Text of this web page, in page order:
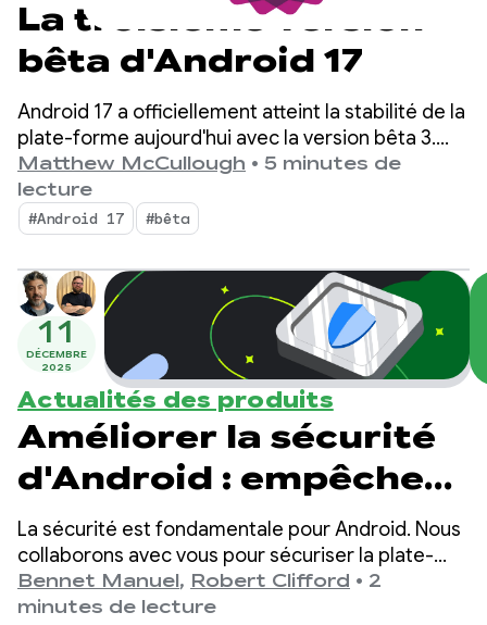
La troisième version
bêta d'Android 17
Android 17 a officiellement atteint la stabilité de la
plate-forme aujourd'hui avec la version bêta 3.
Cela signifie que la surface de l'API est verrouillée.
Vous pouvez effectuer les tests de compatibilité
finaux et envoyer vos applications ciblées sur
Android 17 au Play Store.
Matthew McCullough • 5 minutes de
lecture
#Android 17 #bêta
11
DÉCEMBRE
2025
Actualités des produits
Améliorer la sécurité
d'Android : empêcher
les logiciels
malveillants
d'espionner les
La sécurité est fondamentale pour Android. Nous
collaborons avec vous pour sécuriser la plate-
forme et protéger les informations sur l'utilisateur
en proposant des outils et des fonctionnalités de
Bennet Manuel, Robert Clifford • 2
minutes de lecture